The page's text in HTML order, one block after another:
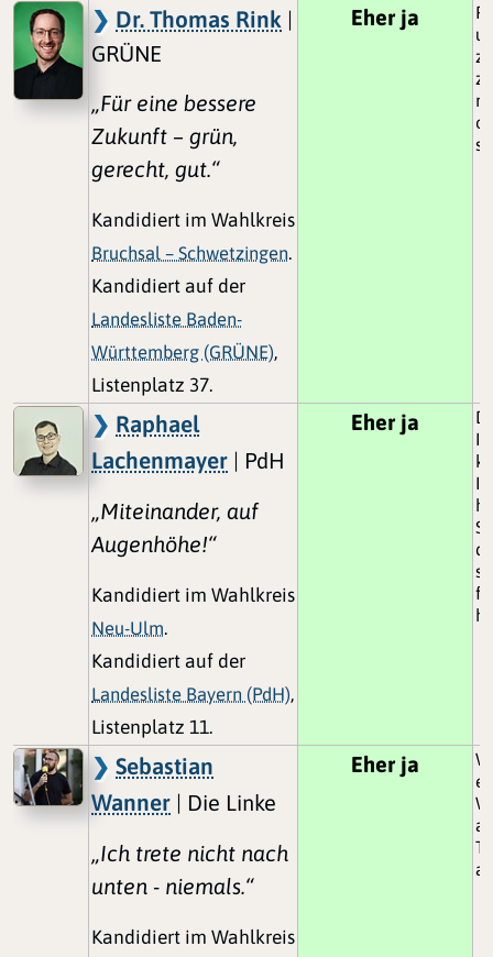
Dr. Thomas Rink |
GRÜNE
„Für eine bessere
Zukunft – grün,
gerecht, gut.“
Kandidiert im Wahlkreis
Bruchsal – Schwetzingen.
Kandidiert auf der
Landesliste Baden-
Württemberg (GRÜNE),
Listenplatz 37.
Eher ja
Raphael
Lachenmayer | PdH
„Miteinander, auf
Augenhöhe!“
Kandidiert im Wahlkreis
Neu-Ulm.
Kandidiert auf der
Landesliste Bayern (PdH),
Listenplatz 11.
Eher ja
Sebastian
Wanner | Die Linke
„Ich trete nicht nach
unten - niemals.“
Kandidiert im Wahlkreis
Eher ja